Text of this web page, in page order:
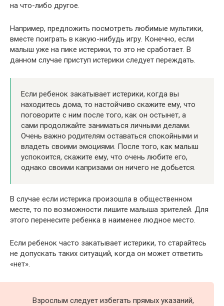
на что-либо другое.
Например, предложить посмотреть любимые мультики,
вместе поиграть в какую-нибудь игру. Конечно, если
малыш уже на пике истерики, то это не сработает. В
данном случае приступ истерики следует переждать.
Если ребенок закатывает истерики, когда вы
находитесь дома, то настойчиво скажите ему, что
поговорите с ним после того, как он остынет, а
сами продолжайте заниматься личными делами.
Очень важно родителям оставаться спокойными и
владеть своими эмоциями. После того, как малыш
успокоится, скажите ему, что очень любите его,
однако своими капризами он ничего не добьется.
В случае если истерика произошла в общественном
месте, то по возможности лишите малыша зрителей. Для
этого перенесите ребенка в наименее людное место.
Если ребенок часто закатывает истерики, то старайтесь
не допускать таких ситуаций, когда он может ответить
«нет».
Взрослым следует избегать прямых указаний,